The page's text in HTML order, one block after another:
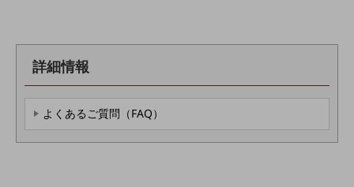
社外からの評価実績
サステナビリティ
サステナビリティTOP
NTTドコモビジネスグループのサステナビリティ
詳細情報
よくあるご質問（FAQ）